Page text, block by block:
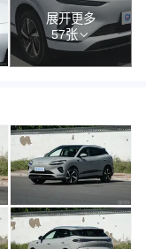
展开更多
57张